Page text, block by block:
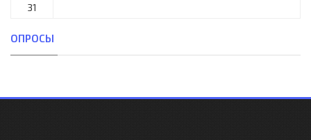
31
ОПРОСЫ